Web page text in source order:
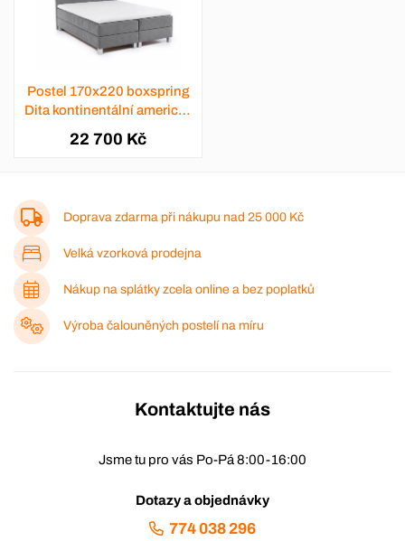
Postel 170x220 boxspring
Dita kontinentální americká
22 700 Kč
Doprava zdarma při nákupu nad 25 000 Kč
Velká vzorková prodejna
Nákup na splátky zcela online a bez poplatků
Výroba čalouněných postelí na míru
Kontaktujte nás
Jsme tu pro vás Po-Pá 8:00-16:00
Dotazy a objednávky
774 038 296